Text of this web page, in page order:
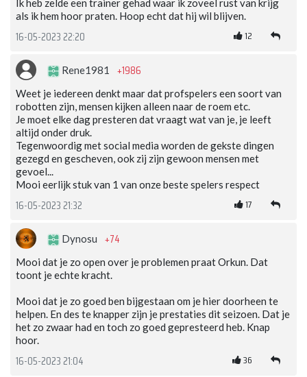
Ik heb zelde een trainer gehad waar ik zoveel rust van krijg
als ik hem hoor praten. Hoop echt dat hij wil blijven.
16-05-2023 22:20 12
Rene1981 +1986
Weet je iedereen denkt maar dat profspelers een soort van
robotten zijn, mensen kijken alleen naar de roem etc.
Je moet elke dag presteren dat vraagt wat van je, je leeft
altijd onder druk.
Tegenwoordig met social media worden de gekste dingen
gezegd en gescheven, ook zij zijn gewoon mensen met
gevoel...
Mooi eerlijk stuk van 1 van onze beste spelers respect
16-05-2023 21:32 17
Dynosu +74
Mooi dat je zo open over je problemen praat Orkun. Dat
toont je echte kracht.
Mooi dat je zo goed ben bijgestaan om je hier doorheen te
helpen. En des te knapper zijn je prestaties dit seizoen. Dat je
het zo zwaar had en toch zo goed gepresteerd heb. Knap
hoor.
16-05-2023 21:04 36